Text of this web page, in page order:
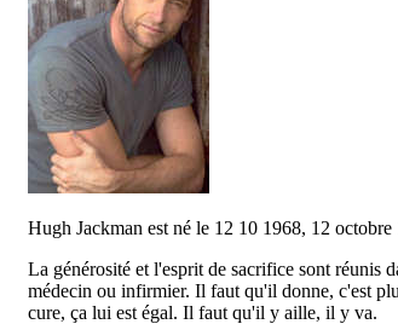
Hugh Jackman est né le 12 10 1968, 12 octobre
La générosité et l'esprit de sacrifice sont réunis
médecin ou infirmier. Il faut qu'il donne, c'est
cure, ça lui est égal. Il faut qu'il y aille, il y va.